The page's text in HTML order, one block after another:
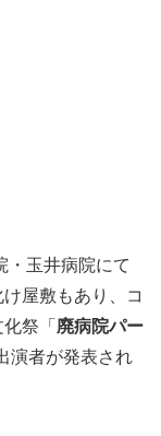
・玉井病院にて
屋敷もあり、コ
祭「廃病院パー
演者が発表され